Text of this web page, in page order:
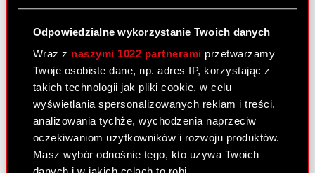
Odpowiedzialne wykorzystanie Twoich danych
Wraz z naszymi 1022 partnerami przetwarzamy
Twoje osobiste dane, np. adres IP, korzystając z
takich technologii jak pliki cookie, w celu
wyświetlania spersonalizowanych reklam i treści,
analizowania tychże, wychodzenia naprzeciw
oczekiwaniom użytkowników i rozwoju produktów.
Masz wybór odnośnie tego, kto używa Twoich
Raport bieżący nr 2/2011
3 stycznia 2011
PDF
Rejestracja połączenia Optimus S.A. ze
spółką zależną CDP Investment sp. z
o.o., zmian w Statucie Spółki oraz
warunkowego podwyższenia kapitału
zakładowego Spółki.
PDF Załącznik